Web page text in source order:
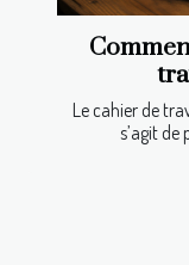
Le cahier de
s’agit de